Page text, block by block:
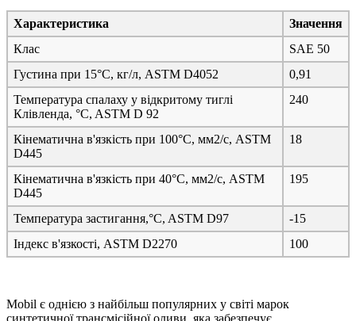
Характеристика
Значення
Клас
SAE 50
Густина при 15°C, кг/л, ASTM D4052
0,91
Температура спалаху у відкритому тиглі
Клівленда, °C, ASTM D 92
240
Кінематична в'язкість при 100°C, мм2/с, ASTM
D445
18
Кінематична в'язкість при 40°C, мм2/с, ASTM
D445
195
Температура застигання,°C, ASTM D97
-15
Індекс в'язкості, ASTM D2270
100
Mobil є однією з найбільш популярних у світі марок
синтетичної трансмісійної оливи, яка забезпечує